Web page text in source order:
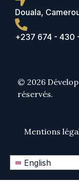
Douala,
+237 674 - 430
© 2026
réservés.
Mentions
English